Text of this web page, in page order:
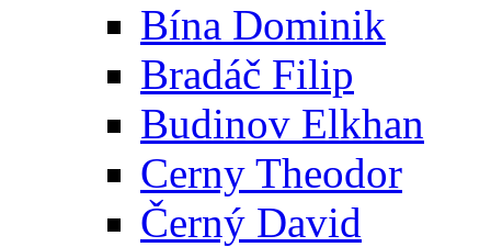
Bína Dominik
Bradáč Filip
Budinov Elkhan
Cerny Theodor
Černý David